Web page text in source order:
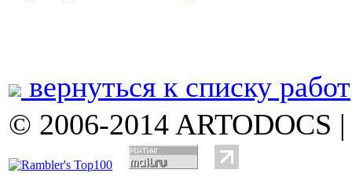
вернуться к списку работ
© 2006-2014 ARTODOCS